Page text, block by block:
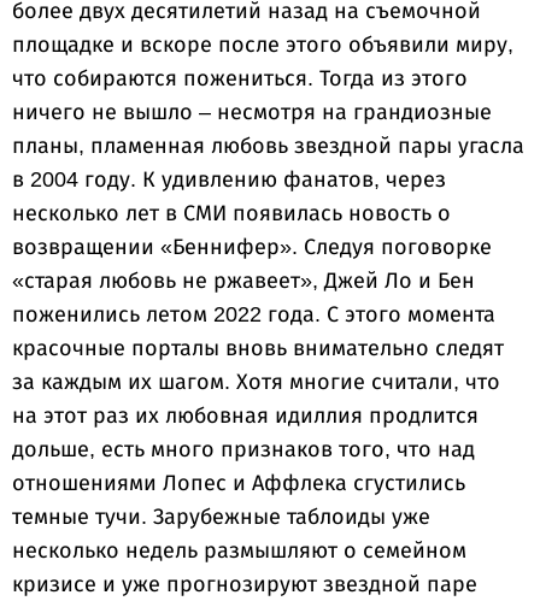
более двух десятилетий назад на съемочной
площадке и вскоре после этого объявили миру,
что собираются пожениться. Тогда из этого
ничего не вышло – несмотря на грандиозные
планы, пламенная любовь звездной пары угасла
в 2004 году. К удивлению фанатов, через
несколько лет в СМИ появилась новость о
возвращении «Беннифер». Следуя поговорке
«старая любовь не ржавеет», Джей Ло и Бен
поженились летом 2022 года. С этого момента
красочные порталы вновь внимательно следят
за каждым их шагом. Хотя многие считали, что
на этот раз их любовная идиллия продлится
дольше, есть много признаков того, что над
отношениями Лопес и Аффлека сгустились
темные тучи. Зарубежные таблоиды уже
несколько недель размышляют о семейном
кризисе и уже прогнозируют звездной паре